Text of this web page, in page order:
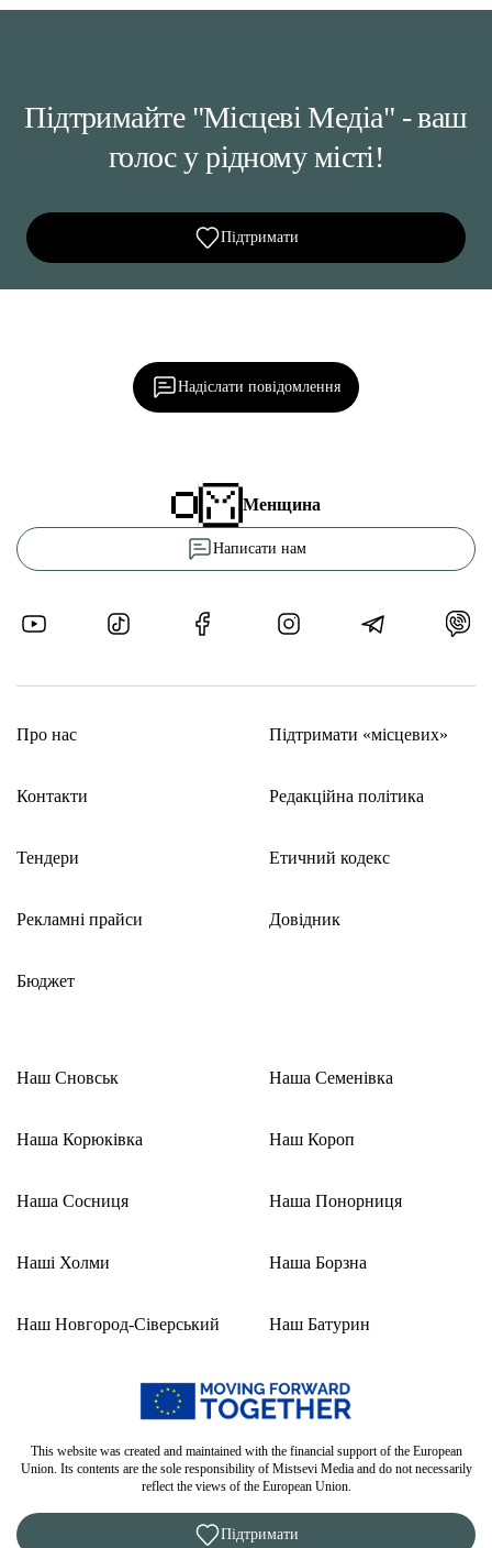
Підтримайте "Місцеві Медіа" - ваш
голос у рідному місті!
Підтримати
Надіслати повідомлення
Менщина
Написати нам
Про нас
Контакти
Тендери
Рекламні прайси
Бюджет
Підтримати «місцевих»
Редакційна політика
Етичний кодекс
Довідник
Наш Сновськ
Наша Корюківка
Наша Сосниця
Наші Холми
Наш Новгород-Сіверський
Наша Семенівка
Наш Короп
Наша Понорниця
Наша Борзна
Наш Батурин
This website was created and maintained with the financial support of the European
Union. Its contents are the sole responsibility of Mistsevi Media and do not necessarily
reflect the views of the European Union.
Підтримати